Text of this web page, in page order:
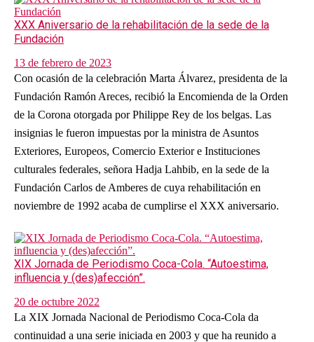
XXX Aniversario de la rehabilitación de la sede de la
Fundación
13 de febrero de 2023
Con ocasión de la celebración Marta Álvarez, presidenta de la
Fundación Ramón Areces, recibió la Encomienda de la Orden
de la Corona otorgada por Philippe Rey de los belgas. Las
insignias le fueron impuestas por la ministra de Asuntos
Exteriores, Europeos, Comercio Exterior e Instituciones
culturales federales, señora Hadja Lahbib, en la sede de la
Fundación Carlos de Amberes de cuya rehabilitación en
noviembre de 1992 acaba de cumplirse el XXX aniversario.
XIX Jornada de Periodismo Coca-Cola. “Autoestima,
influencia y (des)afección”.
20 de octubre 2022
La XIX Jornada Nacional de Periodismo Coca-Cola da
continuidad a una serie iniciada en 2003 y que ha reunido a